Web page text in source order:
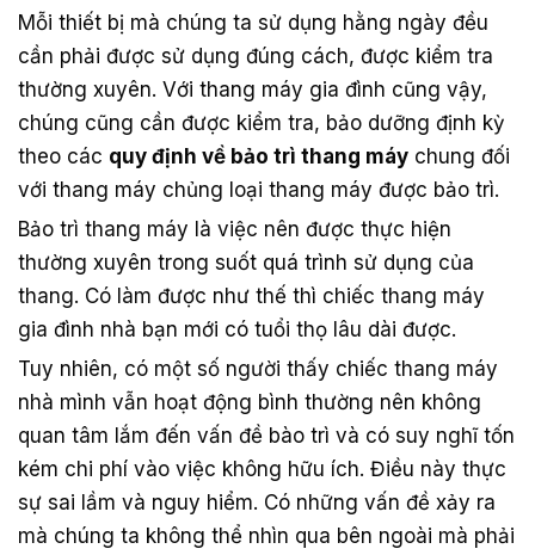
Mỗi thiết bị mà chúng ta sử dụng hằng ngày đều
cần phải được sử dụng đúng cách, được kiểm tra
thường xuyên. Với thang máy gia đình cũng vậy,
chúng cũng cần được kiểm tra, bảo dưỡng định kỳ
theo các quy định về bảo trì thang máy chung đối
với thang máy chủng loại thang máy được bảo trì.
Bảo trì thang máy là việc nên được thực hiện
thường xuyên trong suốt quá trình sử dụng của
thang. Có làm được như thế thì chiếc thang máy
gia đình nhà bạn mới có tuổi thọ lâu dài được.
Tuy nhiên, có một số người thấy chiếc thang máy
nhà mình vẫn hoạt động bình thường nên không
quan tâm lắm đến vấn đề bào trì và có suy nghĩ tốn
kém chi phí vào việc không hữu ích. Điều này thực
sự sai lầm và nguy hiểm. Có những vấn đề xảy ra
mà chúng ta không thể nhìn qua bên ngoài mà phải